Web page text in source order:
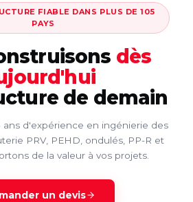
FIABLE DANS PLUS DE 105
PAYS
dès
de demain
ans d'expérience en ingénierie des
PRV, PEHD, ondulés, PP-R et
de la valeur à vos projets.
un devis